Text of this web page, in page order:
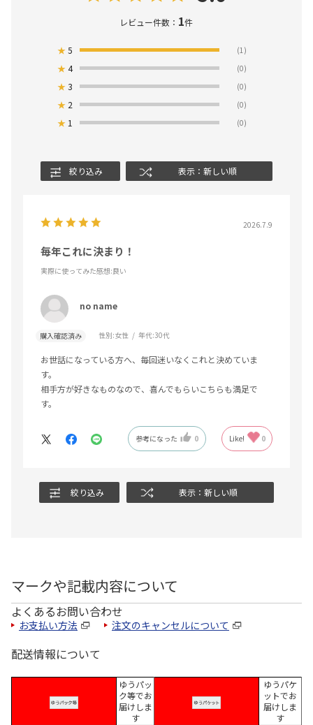
レビュー件数： 1件
★5 (1)
★4 (0)
★3 (0)
★ 2 (0)
★ 1 (0)
絞り込み 表示：新しい順
2026.7.9
毎年これに決まり！
実際に使ってみた感想:良い
no name
購入確認済み 性別:女性 年代:30代
お世話になっている方へ、毎回迷いなくこれと決めていま
す。
相手方が好きなものなので、喜んでもらいこちらも満足で
す。
参考になった 0 Like! 0
絞り込み 表示：新しい順
マークや記載内容について
よくあるお問い合わせ
お支払い方法 注文のキャンセルについて
配送情報について
ゆうパッ
ク等でお
届けしま
す
ゆうパケ
ットでお
届けしま
す